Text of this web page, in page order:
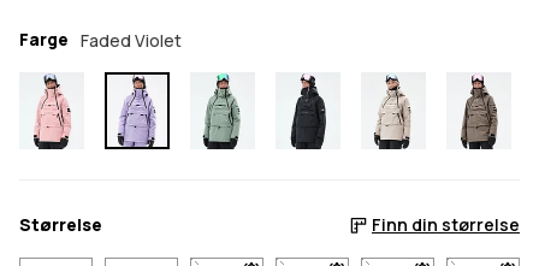
Farge Faded Violet
Størrelse Finn din størrelse